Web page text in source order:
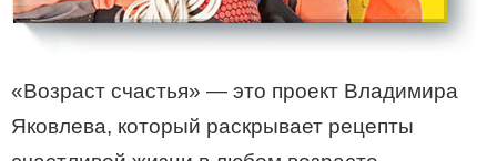
«Возраст счастья» — это проект Владимира
Яковлева, который раскрывает рецепты